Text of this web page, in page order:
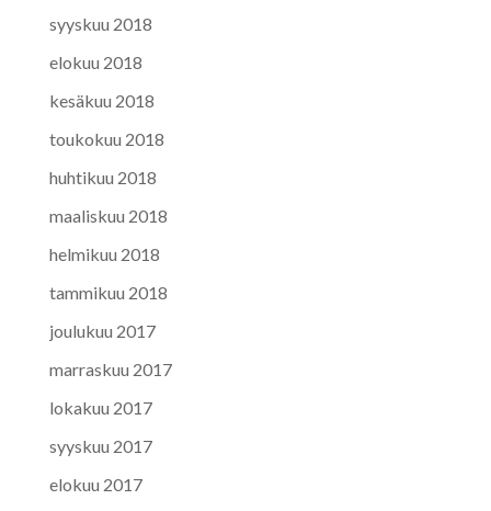
syyskuu 2018
elokuu 2018
kesäkuu 2018
toukokuu 2018
huhtikuu 2018
maaliskuu 2018
helmikuu 2018
tammikuu 2018
joulukuu 2017
marraskuu 2017
lokakuu 2017
syyskuu 2017
elokuu 2017